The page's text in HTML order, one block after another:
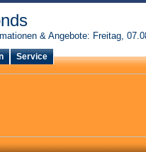
& Angebote: Freitag,
Service